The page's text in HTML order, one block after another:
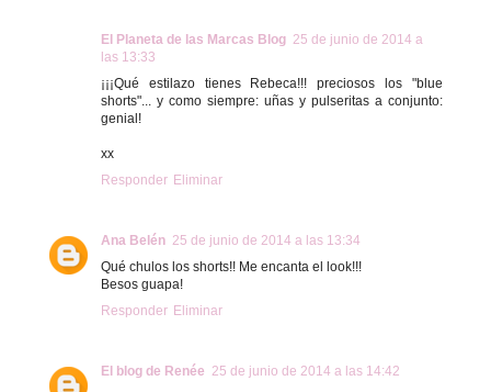
El Planeta de las Marcas Blog 25 de junio de 2014 a
las 13:33
¡¡¡Qué estilazo tienes Rebeca!!! preciosos los "blue
shorts"... y como siempre: uñas y pulseritas a conjunto:
genial!
xx
Responder Eliminar
Ana Belén 25 de junio de 2014 a las 13:34
Qué chulos los shorts!! Me encanta el look!!!
Besos guapa!
Responder Eliminar
El blog de Renée 25 de junio de 2014 a las 14:42